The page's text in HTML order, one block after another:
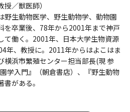
／獣医師）
野生動物医学、野生動物学、動物園
を卒業後、78年から2001年まで神戸
て働く。2001年、日本大学生物資源
年、教授に。2011年からはよこはま
横浜市繁殖センター担当部長(現 参
学入門』（朝倉書店）、『野生動物
がある。